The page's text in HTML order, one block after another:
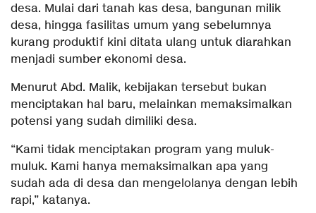
desa. Mulai dari tanah kas desa, bangunan milik
desa, hingga fasilitas umum yang sebelumnya
kurang produktif kini ditata ulang untuk diarahkan
menjadi sumber ekonomi desa.
Menurut Abd. Malik, kebijakan tersebut bukan
menciptakan hal baru, melainkan memaksimalkan
potensi yang sudah dimiliki desa.
“Kami tidak menciptakan program yang muluk-
muluk. Kami hanya memaksimalkan apa yang
sudah ada di desa dan mengelolanya dengan lebih
rapi,” katanya.